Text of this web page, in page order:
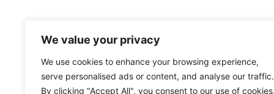
We value your privacy
We use cookies to enhance your browsing experience,
serve personalised ads or content, and analyse our traffic.
By clicking "Accept All", you consent to our use of cookies.